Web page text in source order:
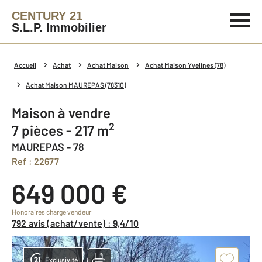
CENTURY 21
S.L.P. Immobilier
Accueil Achat Achat Maison Achat Maison Yvelines (78)
Achat Maison MAUREPAS (78310)
Maison à vendre
7 pièces - 217 m2
MAUREPAS - 78
Ref : 22677
649 000 €
Honoraires charge vendeur
792 avis (achat/vente) : 9,4/10
Exclusivité